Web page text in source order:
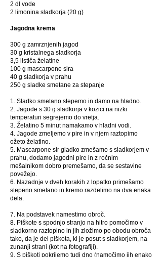
2 dl vode
2 limonina sladkorja (20 g)
Jagodna krema
300 g zamrznjenih jagod
30 g kristalnega sladkorja
3,5 lističa želatine
100 g mascarpone sira
40 g sladkorja v prahu
250 g sladke smetane za stepanje
1. Sladko smetano stepemo in damo na hladno.
2. Jagode s 30 g sladkorja v kozici na nizki
temperaturi segrejemo do vretja.
3. Želatino 5 minut namakamo v hladni vodi.
4. Jagode zmeljemo v pire in v njem raztopimo
ožeto želatino.
5. Mascarpone sir gladko zmešamo s sladkorjem v
prahu, dodamo jagodni pire in z ročnim
mešalnikom dobro premešamo, da se sestavine
povežejo.
6. Nazadnje v dveh korakih z lopatko primešamo
stepeno smetano in kremo razdelimo na dva enaka
dela.
7. Na podstavek namestimo obroč.
8. Piškote s spodnjo stranjo na hitro pomočimo v
sladkorno raztopino in jih zložimo po obodu obroča
tako, da je del piškota, ki je posut s sladkorjem, na
zunanji strani (kot na fotografiji).
9. S piškoti pokrijemo tudi dno (namočimo jih enako